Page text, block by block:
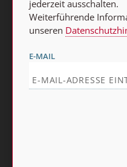
jederzeit ausschalten.
Weiterführende
unseren
E-MAIL